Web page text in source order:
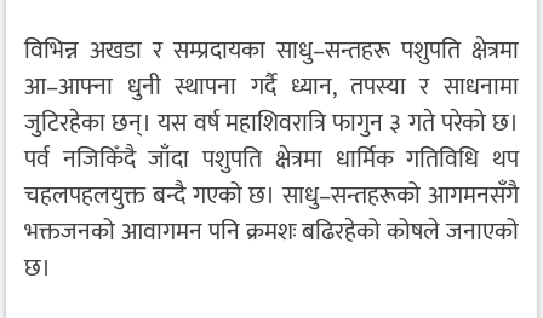
विभिन्न अखडा र सम्प्रदायका साधु–सन्तहरू पशुपति क्षेत्रमा
आ–आफ्ना धुनी स्थापना गर्दै ध्यान, तपस्या र साधनामा
जुटिरहेका छन्। यस वर्ष महाशिवरात्रि फागुन ३ गते परेको छ।
पर्व नजिकिँदै जाँदा पशुपति क्षेत्रमा धार्मिक गतिविधि थप
चहलपहलयुक्त बन्दै गएको छ। साधु–सन्तहरूको आगमनसँगै
भक्तजनको आवागमन पनि क्रमशः बढिरहेको कोषले जनाएको
छ।